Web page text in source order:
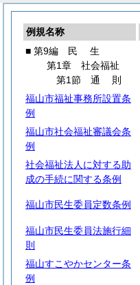
例規名称
■ 第9編
民 生
第1章 社会福祉
第1節 通 則
福山市福祉事務所設置条
例
福山市社会福祉審議会条
例
社会福祉法人に対する助
成の手続に関する条例
福山市民生委員定数条例
福山市民生委員法施行細
則
福山すこやかセンター条
例